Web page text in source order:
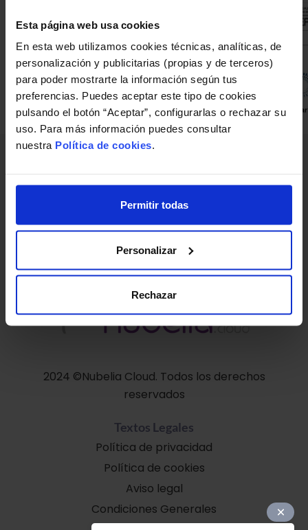
Esta página web usa cookies
En esta web utilizamos cookies técnicas, analíticas, de
personalización y publicitarias (propias y de terceros)
para poder mostrarte la información según tus
preferencias. Puedes aceptar este tipo de cookies
pulsando el botón “Aceptar”, configurarlas o rechazar su
uso. Para más información puedes consultar
nuestra Política de cookies.
Permitir todas
Personalizar
Rechazar
info@nubelia.cloud
2024 ©Nubelia Cloud. Todos los derechos
reservados
Textos Legales
Política de privacidad
Política de cookies
Aviso legal
Condiciones Generales